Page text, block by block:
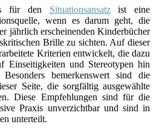
für den Situationsansatzist eine
wenn es darum geht, die
jährlich erscheinenden Kinderbücher
Brille zu sichten. Auf dieser
Kriterien entwickelt, die dazu
Einseitigkeiten und Stereotypen hin
bemerkenswert sind die
Seite, die sorgfältig ausgewählte
Diese Empfehlungen sind für die
Praxis unverzichtbar und sind in
unterteilt.